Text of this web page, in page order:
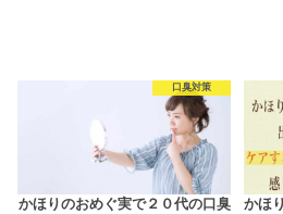
口臭対策
かほりのおめぐ実で２０代の口臭
かほ